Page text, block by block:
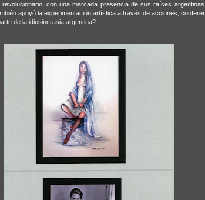
con una marcada presencia de sus raíces
apoyó la experimentación artística a través de acciones,
de la idiosincrasia argentina?